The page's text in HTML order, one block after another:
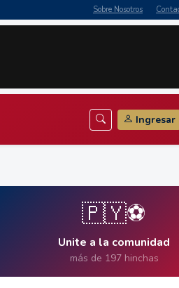
Sobre Nosotros
Ingresar
🇵🇾⚽
Unite a la comunidad
más de 197 hinchas